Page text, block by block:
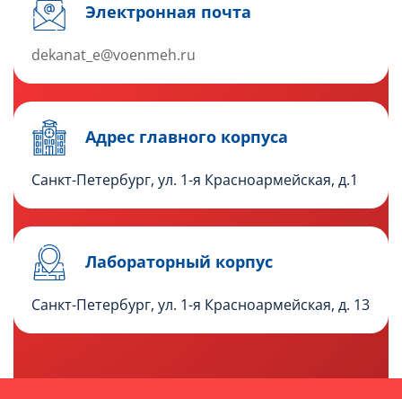
Электронная почта
dekanat_e@voenmeh.ru
Адрес главного корпуса
Санкт-Петербург, ул. 1-я Красноармейская, д.1
Лабораторный корпус
Санкт-Петербург, ул. 1-я Красноармейская, д. 13